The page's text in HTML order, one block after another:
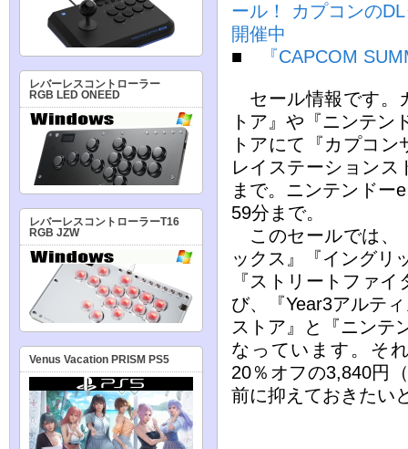
ール！ カプコンの
開催中
■
『CAPCOM
セール情報です。
トア』や『ニンテン
トアにて『カプコ
レイステーションス
まで。ニンテンドー
59分まで。
このセールでは、
ックス』『イングリ
『ストリートファ
び、『Year3アルテ
ストア』と『ニンテ
なっています。そ
20％オフの3,840円
前に抑えておきたい
レバーレスコントローラー
RGB LED ONEED
レバーレスコントローラーT16
RGB JZW
Venus Vacation PRISM PS5